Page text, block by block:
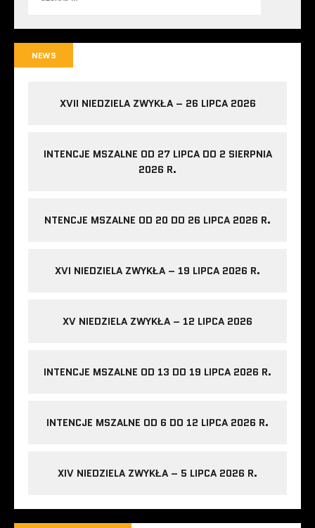
NEWS
XVII NIEDZIELA ZWYKŁA – 26 LIPCA 2026
INTENCJE MSZALNE OD 27 LIPCA DO 2 SIERPNIA
2026 R.
NTENCJE MSZALNE OD 20 DO 26 LIPCA 2026 R.
XVI NIEDZIELA ZWYKŁA – 19 LIPCA 2026 R.
XV NIEDZIELA ZWYKŁA – 12 LIPCA 2026
INTENCJE MSZALNE OD 13 DO 19 LIPCA 2026 R.
INTENCJE MSZALNE OD 6 DO 12 LIPCA 2026 R.
XIV NIEDZIELA ZWYKŁA – 5 LIPCA 2026 R.